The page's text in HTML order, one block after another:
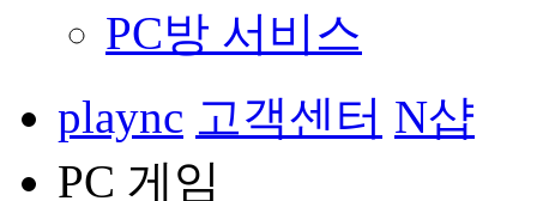
PC방 서비스
plaync 고객센터 N샵
PC 게임